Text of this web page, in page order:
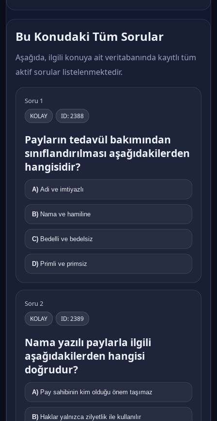
Bu Konudaki Tüm Sorular
Aşağıda, ilgili konuya ait veritabanında kayıtlı tüm
aktif sorular listelenmektedir.
Soru 1
KOLAY ID: 2388
Payların tedavül bakımından
sınıflandırılması aşağıdakilerden
hangisidir?
A) Adi ve imtiyazlı
B) Nama ve hamiline
C) Bedelli ve bedelsiz
D) Primli ve primsiz
Soru 2
KOLAY ID: 2389
Nama yazılı paylarla ilgili
aşağıdakilerden hangisi
doğrudur?
A) Pay sahibinin kim olduğu önem taşımaz
B) Haklar yalnızca zilyetlik ile kullanılır